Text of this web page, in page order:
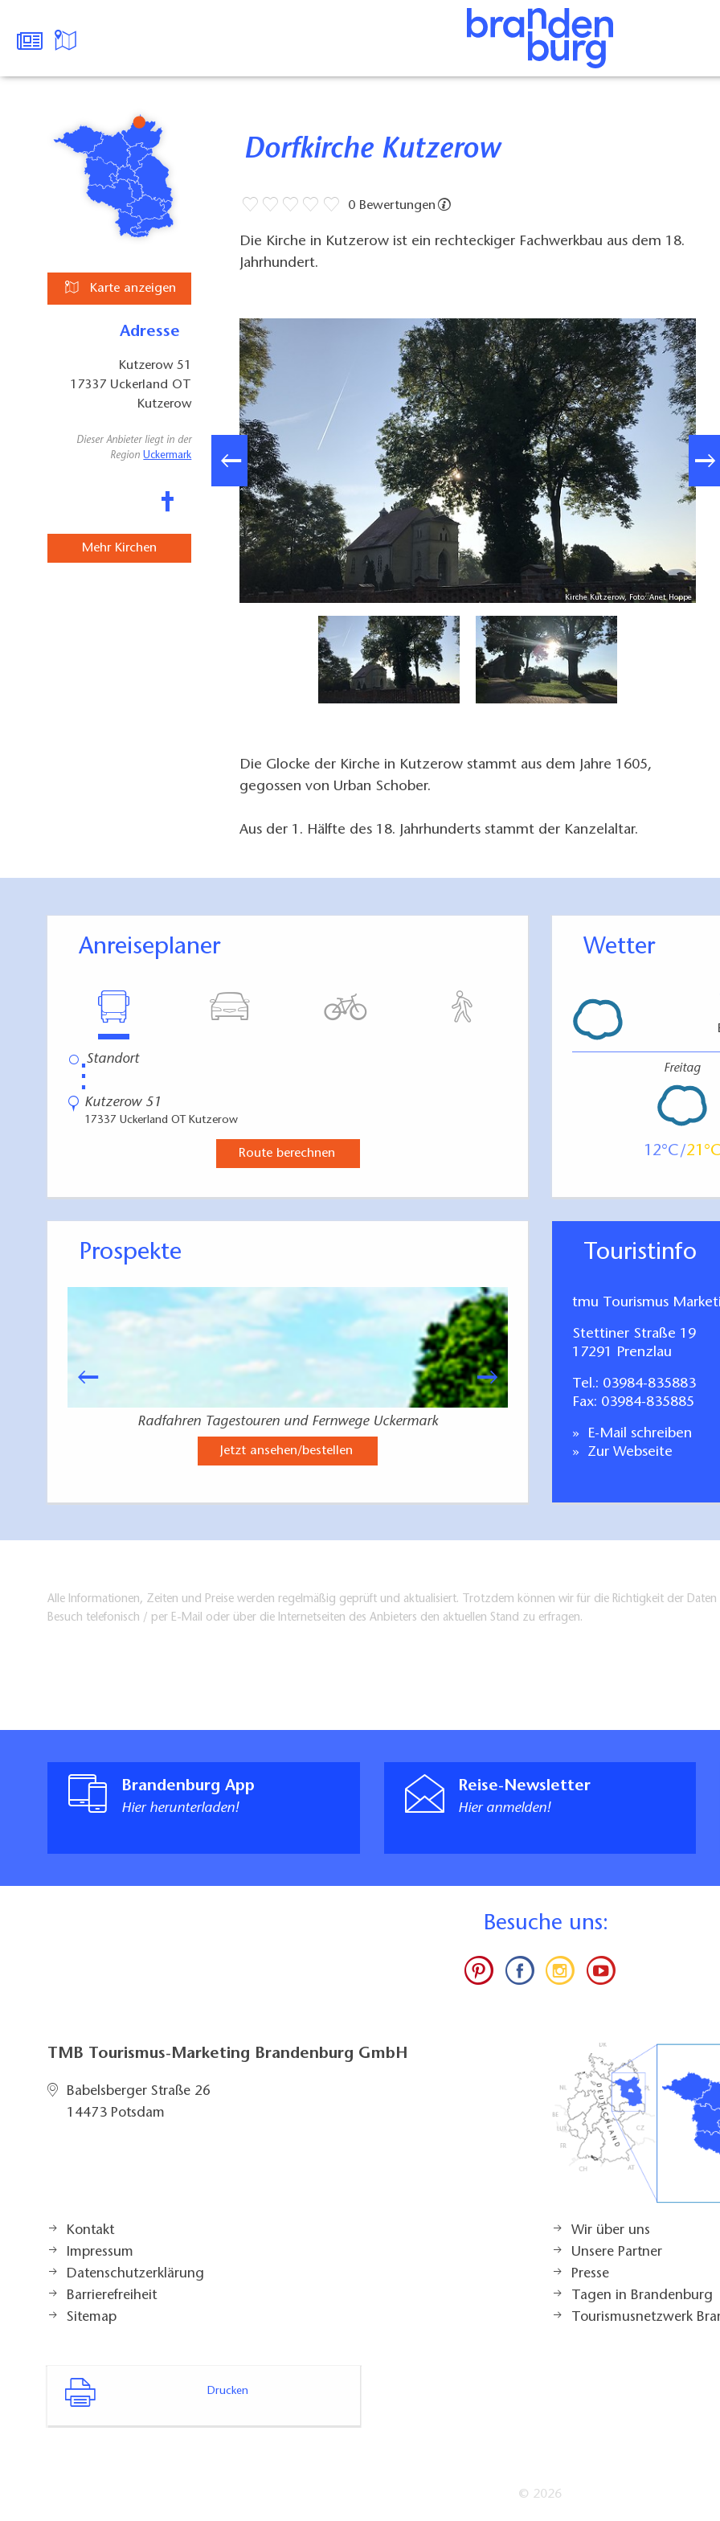
Karte anzeigen
Adresse
Kutzerow 51
17337 Uckerland OT
Kutzerow
Dieser Anbieter liegt in der
RegionUckermark
Mehr Kirchen
Dorfkirche Kutzerow
0 Bewertungen
Die Kirche in Kutzerow ist ein rechteckiger Fachwerkbau aus dem 18.
Jahrhundert.
Kirche Kutzerow, Foto: Anet Hoppe
Die Glocke der Kirche in Kutzerow stammt aus dem Jahre 1605,
gegossen von Urban Schober.
Aus der 1. Hälfte des 18. Jahrhunderts stammt der Kanzelaltar.
Anreiseplaner
⋮
Kutzerow 51
17337 Uckerland OT Kutzerow
Route berechnen
Wetter
Freitag
12 21
Prospekte
Radfahren Tagestouren und Fernwege Uckermark
Jetzt ansehen/bestellen Jetzt
Touristinfo
tmu Tourismus
Stettiner Straße 19
17291 Prenzlau
Tel.: 03984-835883
Fax: 03984-835885
E-Mail schreiben
Zur Webseite
Alle Informationen, Zeiten und Preise werden regelmäßig geprüft und aktualisiert. Trotzdem können wir für die Richtigkeit der
Besuch telefonisch / per E-Mail oder über die Internetseiten des Anbieters den aktuellen Stand zu erfragen.
Brandenburg App
Hier herunterladen!
Reise-Newsletter
Hier anmelden!
Besuche uns:
TMB Tourismus-Marketing Brandenburg GmbH
Babelsberger Straße 26
14473 Potsdam
Kontakt
Impressum
Datenschutzerklärung
Barrierefreiheit
Sitemap
Wir über uns
Unsere Partner
Presse
Tagen in Brandenburg
Tourismusnetzwerk
Drucken
© 2026